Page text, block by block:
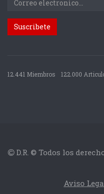
12.441 Miembros 122.000
D.R. © Todos los
Aviso